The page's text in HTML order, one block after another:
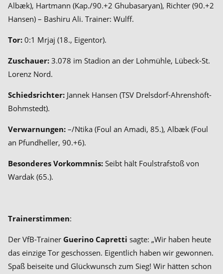
Albæk), Hartmann (Kap./90.+2 Ghubasaryan), Richter (90.+2
Hansen) – Bashiru Ali. Trainer: Wulff.
Tor: 0:1 Mrjaj (18., Eigentor).
Zuschauer: 3.078 im Stadion an der Lohmühle, Lübeck-St.
Lorenz Nord.
Schiedsrichter: Jannek Hansen (TSV Drelsdorf-Ahrenshöft-
Bohmstedt).
Verwarnungen: –/Ntika (Foul an Amadi, 85.), Albæk (Foul
an Pfundheller, 90.+6).
Besonderes Vorkommnis: Seibt hält Foulstrafstoß von
Wardak (65.).
Trainerstimmen:
Der VfB-Trainer Guerino Capretti sagte: „Wir haben heute
das einzige Tor geschossen. Eigentlich haben wir gewonnen.
Spaß beiseite und Glückwunsch zum Sieg! Wir hätten schon